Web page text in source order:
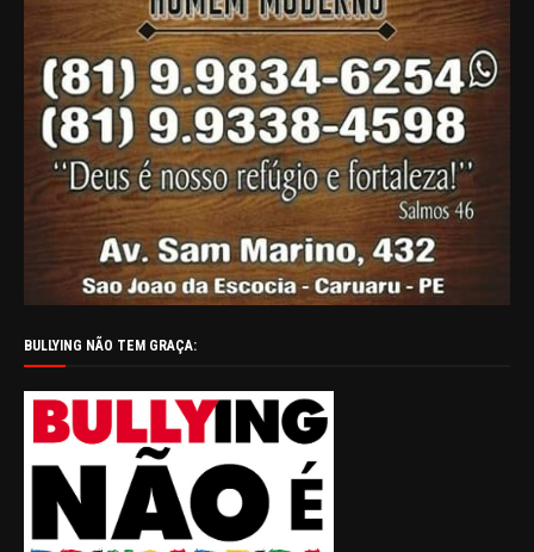
BULLYING NÃO TEM GRAÇA: